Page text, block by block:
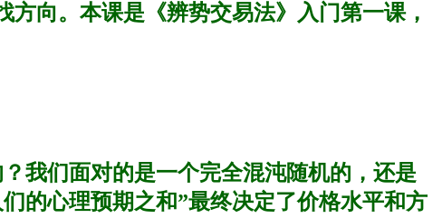
向。本课是《辨势交易法》入门第一课，
我们面对的是一个完全混沌随机的，还是
的心理预期之和”最终决定了价格水平和方